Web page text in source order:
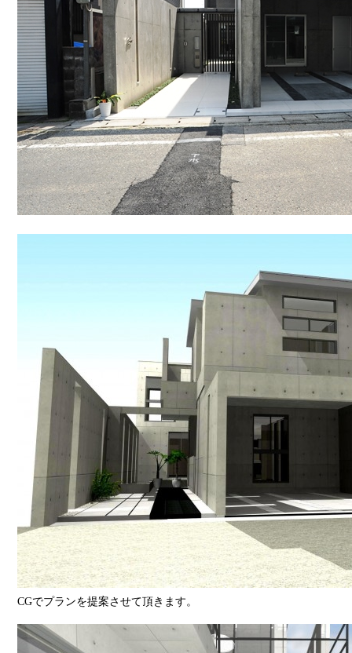
CGでプランを提案させて頂きます。